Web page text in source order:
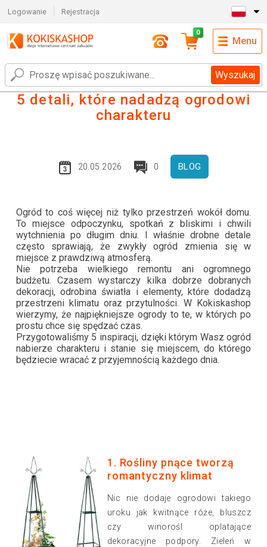
Logowanie Rejestracja
Wyszukaj
0
Menu
5 detali, które nadadzą ogrodowi
charakteru
20.05.2026 0 BLOG
Ogród to coś więcej niż tylko przestrzeń wokół domu.
To miejsce odpoczynku, spotkań z bliskimi i chwili
wytchnienia po długim dniu. I właśnie drobne detale
często sprawiają, że zwykły ogród zmienia się w
miejsce z prawdziwą atmosferą.
Nie potrzeba wielkiego remontu ani ogromnego
budżetu. Czasem wystarczy kilka dobrze dobranych
dekoracji, odrobina światła i elementy, które dodadzą
przestrzeni klimatu oraz przytulności. W Kokiskashop
wierzymy, że najpiękniejsze ogrody to te, w których po
prostu chce się spędzać czas.
Przygotowaliśmy 5 inspiracji, dzięki którym Wasz ogród
nabierze charakteru i stanie się miejscem, do którego
będziecie wracać z przyjemnością każdego dnia.
1. Rośliny pnące tworzą
romantyczny klimat
Nic nie dodaje ogrodowi takiego
uroku jak kwitnące róże, bluszcz
czy winorośl oplatające
dekoracyjne podpory. Zieleń w